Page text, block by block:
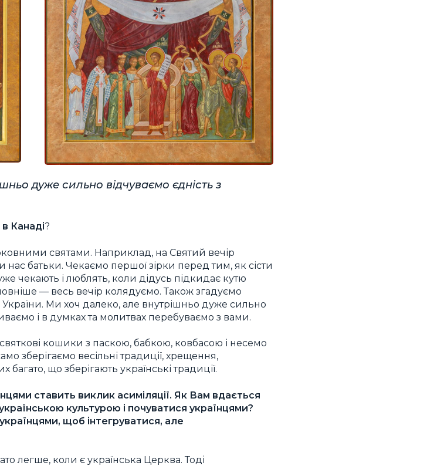
дуже сильно відчуваємо єдність з
Канаді?
святами. Наприклад, на Святий вечір
батьки. Чекаємо першої зірки перед тим, як сісти
чекають і люблять, коли дідусь підкидає кутю
— весь вечір колядуємо. Також згадуємо
Ми хоч далеко, але внутрішньо дуже сильно
і в думках та молитвах перебуваємо з вами.
кошики з паскою, бабкою, ковбасою і несемо
зберігаємо весільні традиції, хрещення,
що зберігають українські традиції.
ставить виклик асиміляції. Як Вам вдається
культурою і почуватися українцями?
щоб інтегруватися, але
легше, коли є українська Церква. Тоді